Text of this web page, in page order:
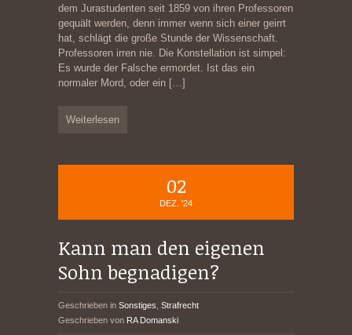
dem Jurastudenten seit 1859 von ihren Professoren
gequält werden, denn immer wenn sich einer geirrt
hat, schlägt die große Stunde der Wissenschaft.
Professoren irren nie. Die Konstellation ist simpel:
Es wurde der Falsche ermordet. Ist das ein
normaler Mord, oder ein […]
Weiterlesen
02
DEZ. '24
Kann man den eigenen
Sohn begnadigen?
Geschrieben in Sonstiges Strafrecht
Geschrieben von RA Domanski